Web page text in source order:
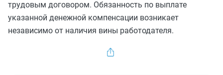
трудовым договором. Обязанность по выплате
указанной денежной компенсации возникает
независимо от наличия вины работодателя.